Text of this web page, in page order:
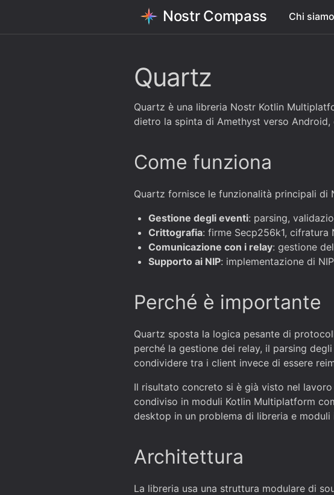
Nostr Compass Chi siamo
Quartz
Quartz è una libreria Nostr Kotlin
dietro la spinta di Amethyst verso Android,
Come funziona
Quartz fornisce le funzionalità principali di
Gestione degli eventi: parsing,
Crittografia: firme Secp256k1, cifratura
Comunicazione con i relay: gestione
Supporto ai NIP: implementazione di
Perché è importante
Quartz sposta la logica pesante di
perché la gestione dei relay, il parsing
condividere tra i client invece di essere
Il risultato concreto si è già visto nel
condiviso in moduli Kotlin Multiplatform
desktop in un problema di libreria e
Architettura
La libreria usa una struttura modulare di